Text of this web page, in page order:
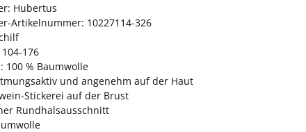
Hubertus
Artikelnummer: 10227114-326
176
100 % Baumwolle
und angenehm auf der Haut
Stickerei auf der Brust
Rundhalsausschnitt